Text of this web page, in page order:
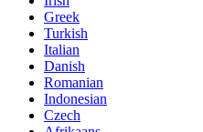
Greek
Turkish
Italian
Danish
Romanian
Indonesian
Czech